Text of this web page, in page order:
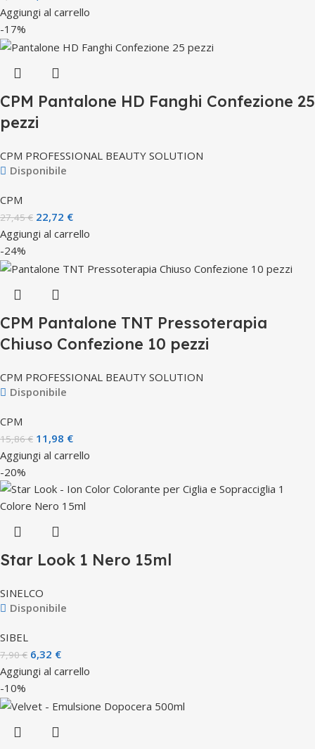
Aggiungi al carrello
-17%
CPM Pantalone HD Fanghi Confezione 25
pezzi
CPM PROFESSIONAL BEAUTY SOLUTION
Disponibile
CPM
27,45€ 22,72 €
Aggiungi al carrello
-24%
CPM Pantalone TNT Pressoterapia
Chiuso Confezione 10 pezzi
CPM PROFESSIONAL BEAUTY SOLUTION
Disponibile
CPM
15,86€ 11,98 €
Aggiungi al carrello
-20%
Star Look 1 Nero 15ml
SINELCO
Disponibile
SIBEL
7,90€ 6,32 €
Aggiungi al carrello
-10%